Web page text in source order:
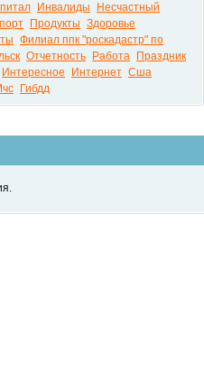
Инвалиды
Несчастный
Продукты Здоровье
Филиал ппк "роскадастр" по
Отчетность Работа
Праздник
Интересное Интернет Сша
Гибдд